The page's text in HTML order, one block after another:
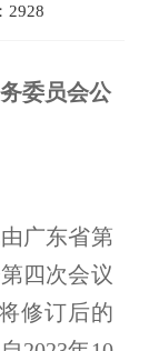
2928
委员会公
广东省第
四次会议
修订后的